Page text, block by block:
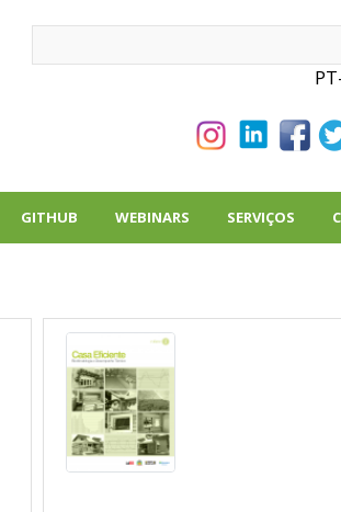
GITHUB WEBINARS SERVIÇOS